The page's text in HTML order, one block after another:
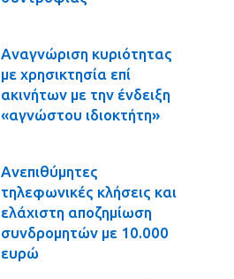
Αναγνώριση κυριότητας
με χρησικτησία επί
ακινήτων με την ένδειξη
«αγνώστου ιδιοκτήτη»
Ανεπιθύμητες
τηλεφωνικές κλήσεις και
ελάχιστη αποζημίωση
συνδρομητών με 10.000
ευρώ